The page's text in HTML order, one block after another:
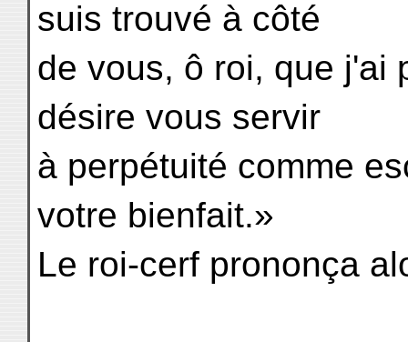
suis trouvé à côté
de vous, ô roi, que j'ai
désire vous servir
à perpétuité comme
votre bienfait.»
Le roi-cerf prononça